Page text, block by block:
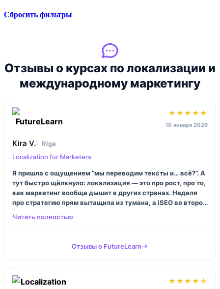
Сбросить фильтры
Отзывы о курсах по локализации и
международному маркетингу
★★★★★
10 января 2026
Kira V.
Riga
Localization for Marketers
Я пришла с ощущением “мы переводим тексты и… всё?”. А
тут быстро щёлкнуло: локализация — это про рост, про то,
как маркетинг вообще дышит в других странах. Неделя
про стратегию прям вытащила из тумана, а iSEO во второй
— огонь, наконец-то стало понятно, почему “просто
Отзывы о FutureLearn
★★★★☆